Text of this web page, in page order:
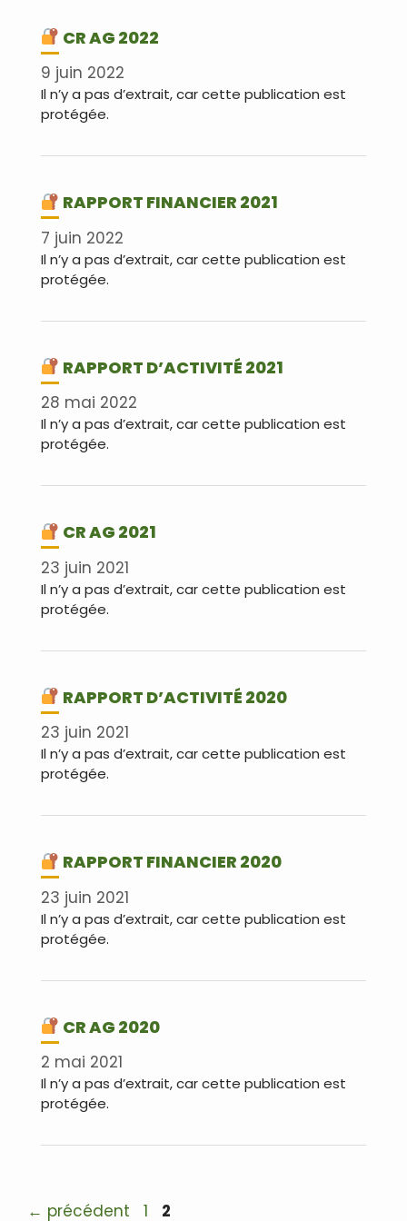
CR AG 2022
9 juin 2022
Il n’y a pas d’extrait, car cette publication est
protégée.
RAPPORT FINANCIER 2021
7 juin 2022
Il n’y a pas d’extrait, car cette publication est
protégée.
RAPPORT D’ACTIVITÉ 2021
28 mai 2022
Il n’y a pas d’extrait, car cette publication est
protégée.
CR AG 2021
23 juin 2021
Il n’y a pas d’extrait, car cette publication est
protégée.
RAPPORT D’ACTIVITÉ 2020
23 juin 2021
Il n’y a pas d’extrait, car cette publication est
protégée.
RAPPORT FINANCIER 2020
23 juin 2021
Il n’y a pas d’extrait, car cette publication est
protégée.
CR AG 2020
2 mai 2021
Il n’y a pas d’extrait, car cette publication est
protégée.
Navigation
← précédent Page
1 Page
2